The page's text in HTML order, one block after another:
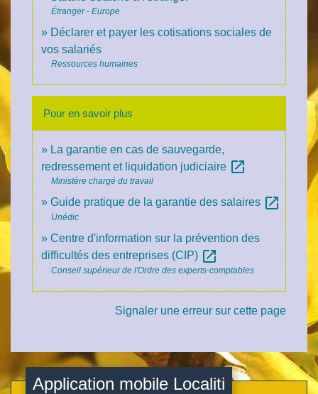
Étranger - Europe
Déclarer et payer les cotisations sociales de
vos salariés
Ressources humaines
Pour en savoir plus
La garantie en cas de sauvegarde,
redressement et liquidation judiciaire open_in_new
Ministère chargé du travail
Guide pratique de la garantie des salaires open_in_new
Unédic
Centre d'information sur la prévention des
difficultés des entreprises (CIP) open_in_new
Conseil supérieur de l'Ordre des experts-comptables
Signaler une erreur sur cette page
Application mobile Localiti